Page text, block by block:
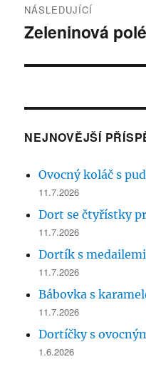
NÁSLEDUJÍCÍ
Následující
Zeleninová
NEJNOVĚJŠÍ
Ovocný koláč s
11.7.2026
Dort se čtyřístky
11.7.2026
Dortík s medailemi
11.7.2026
Bábovka s
11.7.2026
Dortíčky s
1.6.2026